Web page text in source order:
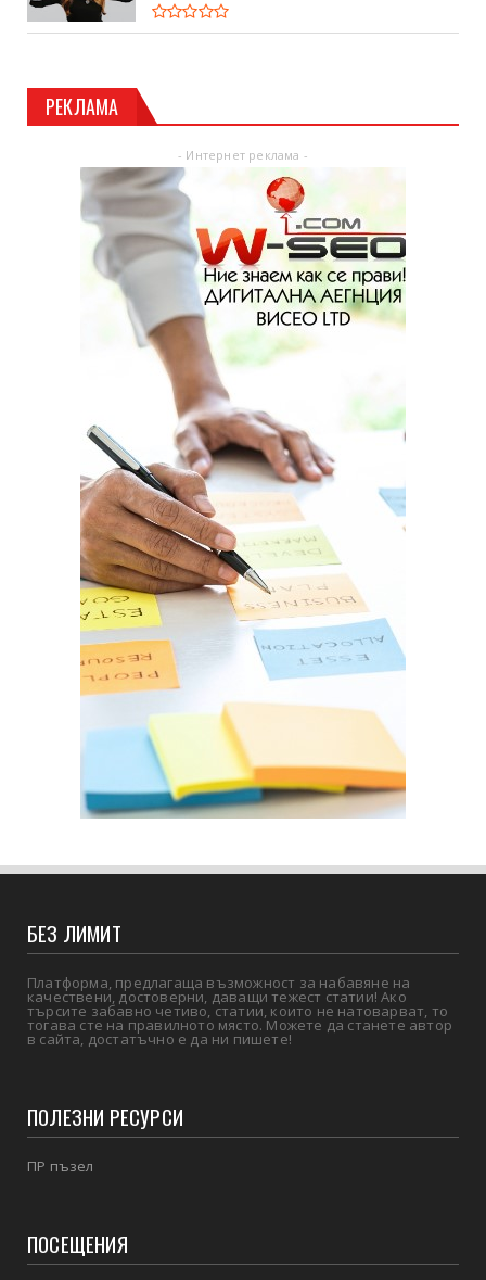
РЕКЛАМА
- Интернет реклама -
БЕЗ ЛИМИТ
Платформа, предлагаща възможност за набавяне на
качествени, достоверни, даващи тежест статии! Ако
търсите забавно четиво, статии, които не натоварват, то
тогава сте на правилното място. Можете да станете автор
в сайта, достатъчно е да ни пишете!
ПОЛЕЗНИ РЕСУРСИ
ПР пъзел
ПОСЕЩЕНИЯ